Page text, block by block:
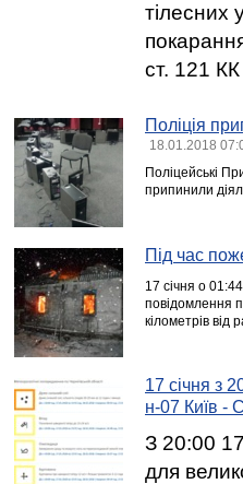
тілесних
ст. 121 КК
Поліція
18.01.2018
Поліцейські
припинили
Під час
17 січня о
повідомлення
кілометрів від
17 січня з
н-07 Київ -
З 20:00
для